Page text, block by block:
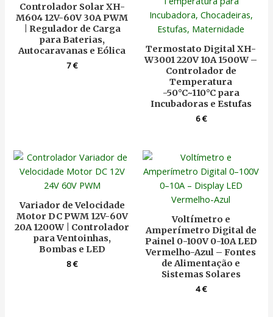
Controlador Solar XH-
M604 12V-60V 30A PWM
| Regulador de Carga
para Baterias,
Autocaravanas e Eólica
7€
Termostato Digital XH-
W3001 220V 10A 1500W –
Controlador de
Temperatura
-50°C~110°C para
Incubadoras e Estufas
6€
Variador de Velocidade
Motor DC PWM 12V-60V
20A 1200W | Controlador
para Ventoinhas,
Bombas e LED
8€
Voltímetro e
Amperímetro Digital de
Painel 0-100V 0-10A LED
Vermelho-Azul – Fontes
de Alimentação e
Sistemas Solares
4€